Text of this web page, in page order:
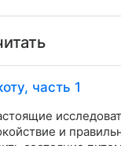
часть 1
и